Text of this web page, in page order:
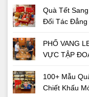
Quà Tết
Đối Tác Đẳng
PHỐ VANG
VỰC TẬP
100+ Mẫu
Chiết Khấu